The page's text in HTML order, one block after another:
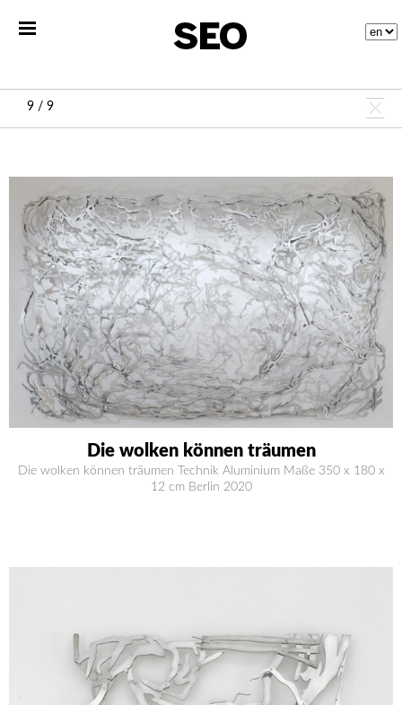
9 / 9
Die wolken können träumen
Die wolken können träumen Technik Aluminium Maße 350 x 180 x
12 cm Berlin 2020